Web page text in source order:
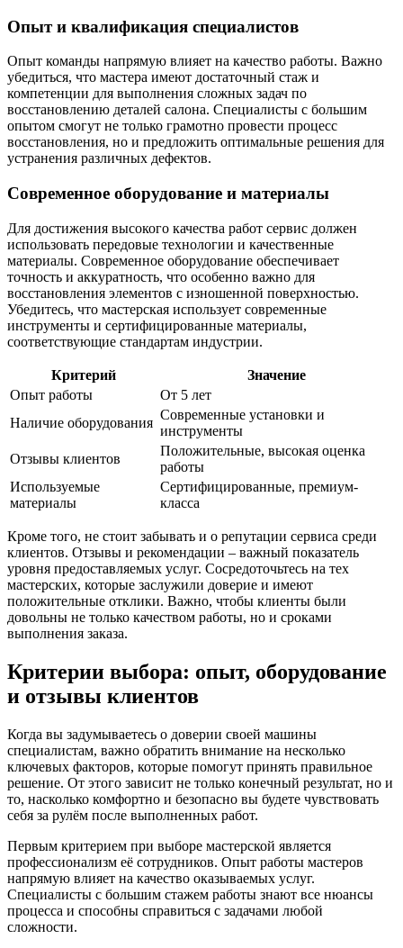
Опыт и квалификация специалистов
Опыт команды напрямую влияет на качество работы. Важно
убедиться, что мастера имеют достаточный стаж и
компетенции для выполнения сложных задач по
восстановлению деталей салона. Специалисты с большим
опытом смогут не только грамотно провести процесс
восстановления, но и предложить оптимальные решения для
устранения различных дефектов.
Современное оборудование и материалы
Для достижения высокого качества работ сервис должен
использовать передовые технологии и качественные
материалы. Современное оборудование обеспечивает
точность и аккуратность, что особенно важно для
восстановления элементов с изношенной поверхностью.
Убедитесь, что мастерская использует современные
инструменты и сертифицированные материалы,
соответствующие стандартам индустрии.
Критерий
Значение
Опыт работы
От 5 лет
Наличие оборудования
Современные установки и
инструменты
Отзывы клиентов
Положительные, высокая оценка
работы
Используемые
материалы
Сертифицированные, премиум-
класса
Кроме того, не стоит забывать и о репутации сервиса среди
клиентов. Отзывы и рекомендации – важный показатель
уровня предоставляемых услуг. Сосредоточьтесь на тех
мастерских, которые заслужили доверие и имеют
положительные отклики. Важно, чтобы клиенты были
довольны не только качеством работы, но и сроками
выполнения заказа.
Критерии выбора: опыт, оборудование
и отзывы клиентов
Когда вы задумываетесь о доверии своей машины
специалистам, важно обратить внимание на несколько
ключевых факторов, которые помогут принять правильное
решение. От этого зависит не только конечный результат, но и
то, насколько комфортно и безопасно вы будете чувствовать
себя за рулём после выполненных работ.
Первым критерием при выборе мастерской является
профессионализм её сотрудников. Опыт работы мастеров
напрямую влияет на качество оказываемых услуг.
Специалисты с большим стажем работы знают все нюансы
процесса и способны справиться с задачами любой
сложности.